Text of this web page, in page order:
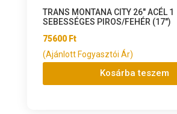
TRANS MONTANA CITY 26″ ACÉL 1
SEBESSÉGES PIROS/FEHÉR (17″)
75600 Ft
(Ajánlott Fogyasztói Ár)
Kosárba teszem